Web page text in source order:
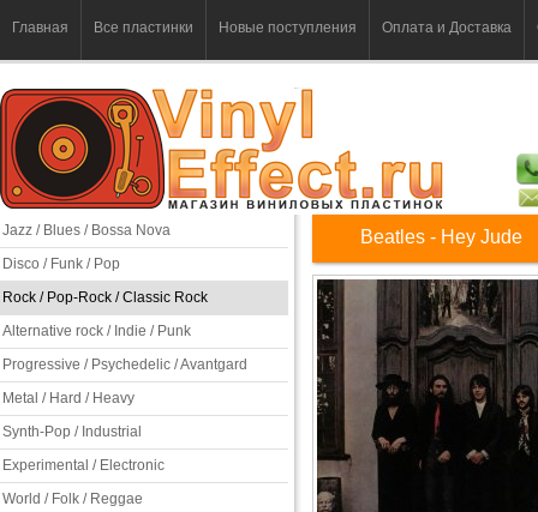
Главная Все пластинки Новые поступления Оплата и Доставка
Jazz / Blues / Bossa Nova
Disco / Funk / Pop
Rock / Pop-Rock / Classic Rock
Alternative rock / Indie / Punk
Progressive / Psychedelic / Avantgard
Metal / Hard / Heavy
Synth-Pop / Industrial
Experimental / Electronic
World / Folk / Reggae
Beatles - Hey Jude